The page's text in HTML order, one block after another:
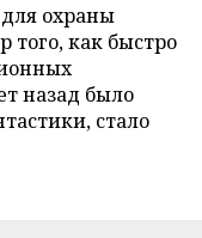
охраны
того, как быстро
назад было
стало